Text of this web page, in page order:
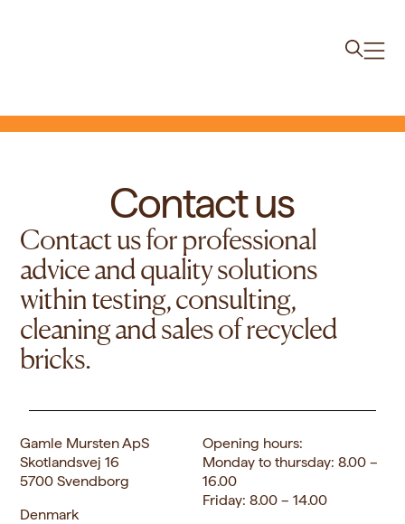
Contact us
Contact us for professional
advice and quality solutions
within testing, consulting,
cleaning and sales of recycled
bricks.
Gamle Mursten ApS
Skotlandsvej 16
5700 Svendborg
Denmark
Opening hours:
Monday to thursday: 8.00 –
16.00
Friday: 8.00 – 14.00